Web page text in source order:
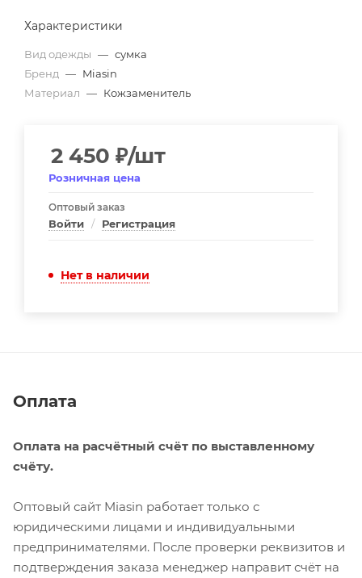
Характеристики
Вид одежды — сумка
Бренд — Miasin
Материал — Кожзаменитель
2 450 ₽/шт
Розничная цена
Оптовый заказ
Войти / Регистрация
Нет в наличии
Оплата
Оплата на расчётный счёт по выставленному
счёту.
Оптовый сайт Miasin работает только с
юридическими лицами и индивидуальными
предпринимателями. После проверки реквизитов и
подтверждения заказа менеджер направит счёт на